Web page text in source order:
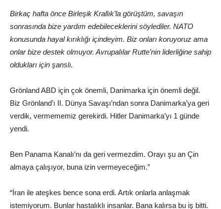
Birkaç hafta önce Birleşik Krallık’la görüştüm, savaşın
sonrasında bize yardım edebileceklerini söylediler. NATO
konusunda hayal kırıklığı içindeyim. Biz onları koruyoruz ama
onlar bize destek olmuyor. Avrupalılar Rutte’nin liderliğine sahip
oldukları için şanslı.
Grönland ABD için çok önemli, Danimarka için önemli değil.
Biz Grönland’ı II. Dünya Savaşı’ndan sonra Danimarka’ya geri
verdik, vermememiz gerekirdi. Hitler Danimarka’yı 1 günde
yendi.
Ben Panama Kanalı’nı da geri vermezdim. Orayı şu an Çin
almaya çalışıyor, buna izin vermeyeceğim.”
“İran ile ateşkes bence sona erdi. Artık onlarla anlaşmak
istemiyorum. Bunlar hastalıklı insanlar. Bana kalırsa bu iş bitti.